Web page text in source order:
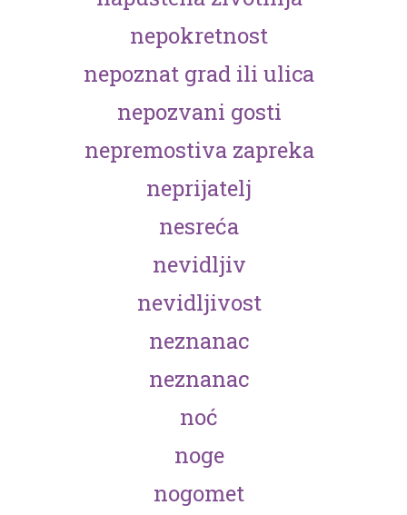
nepokretnost
nepoznat grad ili ulica
nepozvani gosti
nepremostiva zapreka
neprijatelj
nesreća
nevidljiv
nevidljivost
neznanac
neznanac
noć
noge
nogomet